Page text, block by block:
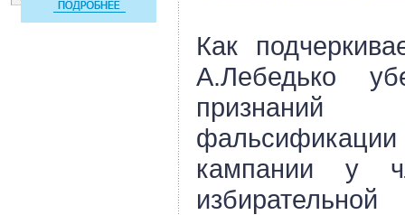
Как
А.Лебедько
фальсификации
кампании у